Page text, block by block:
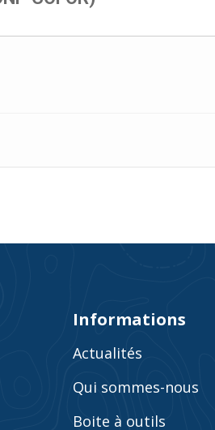
Informations
Actualités
Qui sommes-nous
Boite à outils